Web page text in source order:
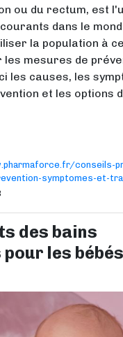
ou du rectum, est
dans le
la population à
les mesures de
les causes, les
et les options
conseils-
symptomes-et-
des bains
pour les bébés